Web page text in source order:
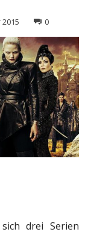
0
drei Serien